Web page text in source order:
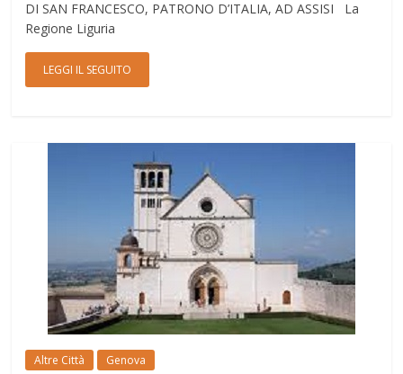
DI SAN FRANCESCO, PATRONO D’ITALIA, AD ASSISI La
Regione Liguria
LEGGI IL SEGUITO
Altre Città Genova